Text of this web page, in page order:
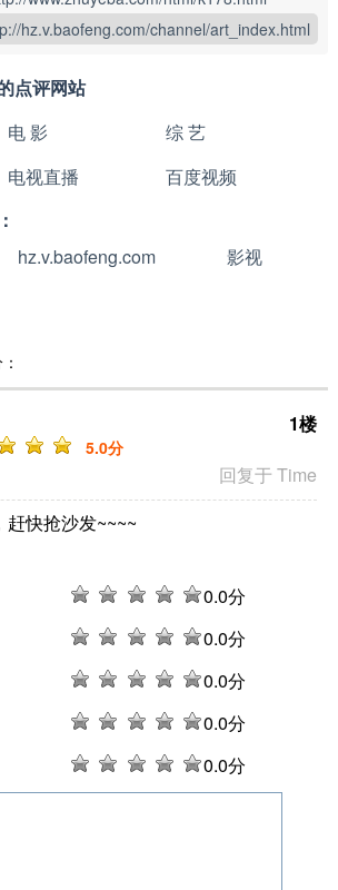
hz.v.baofeng.com/channel/art_index.html
点评网站
电 影
综 艺
电视直播
百度视频
hz.v.baofeng.com
影视
回复于 Time
1楼
5.0分
快抢沙发~~~~
0.0分
0.0分
0.0分
0.0分
0.0分